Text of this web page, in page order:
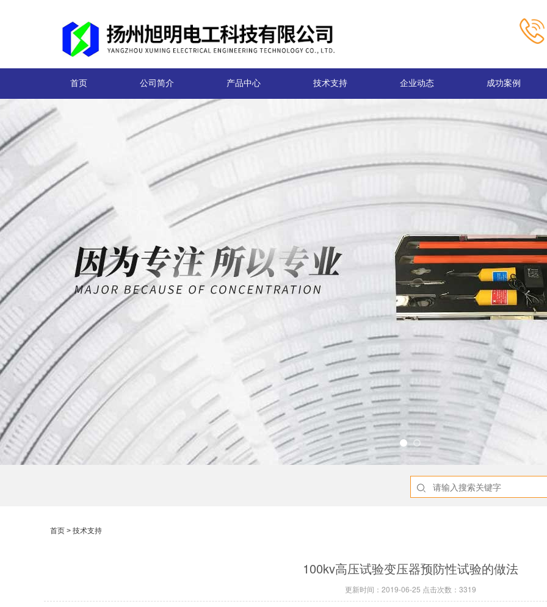
首页 公司简介 产品中心 技术支持 企业动态 成功案例
首页 > 技术支持
100kv高压试验变压器预防性试验的做法
更新时间：2019-06-25 点击次数：3319